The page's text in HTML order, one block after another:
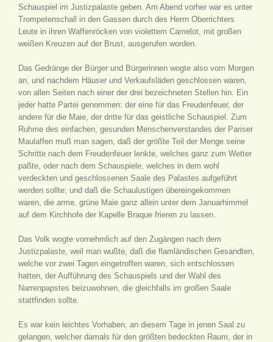
Schauspiel im Justizpalaste geben. Am Abend vorher war es unter
Trompetenschall in den Gassen durch des Herrn Oberrichters
Leute in ihren Waffenröcken von violettem Camelot, mit großen
weißen Kreuzen auf der Brust, ausgerufen worden.
Das Gedränge der Bürger und Bürgerinnen wogte also vom Morgen
an, und nachdem Häuser und Verkaufsläden geschlossen waren,
von allen Seiten nach einer der drei bezeichneten Stellen hin. Ein
jeder hatte Partei genommen: der eine für das Freudenfeuer, der
andere für die Maie, der dritte für das geistliche Schauspiel. Zum
Ruhme des einfachen, gesunden Menschenverstandes der Pariser
Maulaffen muß man sagen, daß der größte Teil der Menge seine
Schritte nach dem Freudenfeuer lenkte, welches ganz zum Wetter
paßte, oder nach dem Schauspiele, welches in dem wohl
verdeckten und geschlossenen Saale des Palastes aufgeführt
werden sollte; und daß die Schaulustigen übereingekommen
waren, die arme, grüne Maie ganz allein unter dem Januarhimmel
auf dem Kirchhofe der Kapelle Braque frieren zu lassen.
Das Volk wogte vornehmlich auf den Zugängen nach dem
Justizpalaste, weil man wußte, daß die flamländischen Gesandten,
welche vor zwei Tagen eingetroffen waren, sich entschlossen
hatten, der Aufführung des Schauspiels und der Wahl des
Narrenpapstes beizuwohnen, die gleichfalls im großen Saale
stattfinden sollte.
Es war kein leichtes Vorhaben, an diesem Tage in jenen Saal zu
gelangen, welcher damals für den größten bedeckten Raum, der in